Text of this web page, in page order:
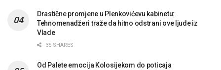
Drastične promjene u Plenkovićevu kabinetu:
Tehnomenadžeri traže da hitno odstrani ove ljude iz
Vlade
35 SHARES
Od Palete emocija Kolosijekom do poticaja